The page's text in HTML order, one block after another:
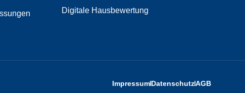
Digitale Hausbewertung
ImpressumDatenschutzAGB